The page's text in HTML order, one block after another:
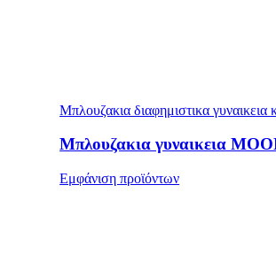
Μπλουζακια διαφημιστικα γυναικεια
Μπλουζακια γυναικεια
Εμφάνιση προϊόντων